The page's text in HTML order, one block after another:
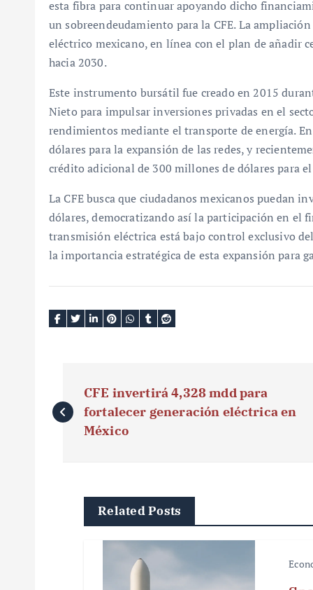
esta fibra para continuar apoyando dicho
un sobreendeudamiento para la CFE. La
eléctrico mexicano, en línea con el plan de añadir
hacia 2030.
Este instrumento bursátil fue creado en 2015
Nieto para impulsar inversiones privadas en el
rendimientos mediante el transporte de energía.
dólares para la expansión de las redes, y
crédito adicional de 300 millones de dólares para
La CFE busca que ciudadanos mexicanos puedan
dólares, democratizando así la participación en el
transmisión eléctrica está bajo control exclusivo
la importancia estratégica de esta expansión para
a
CFE invertirá 4,328 mdd para
fortalecer generación eléctrica en
México
Related Posts